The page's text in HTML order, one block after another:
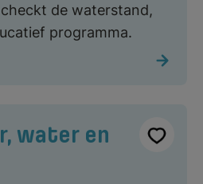
de waterstand,
programma.
water en